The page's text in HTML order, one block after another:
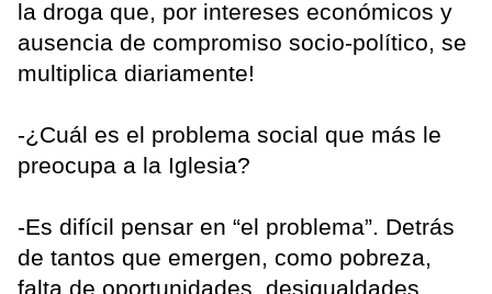
la droga que, por intereses económicos y
ausencia de compromiso socio-político, se
multiplica diariamente!
-¿Cuál es el problema social que más le
preocupa a la Iglesia?
-Es difícil pensar en “el problema”. Detrás
de tantos que emergen, como pobreza,
falta de oportunidades, desigualdades,